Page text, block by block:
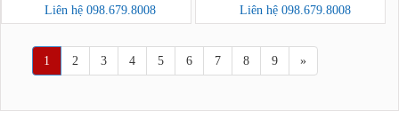
Liên hệ 098.679.8008
Liên hệ 098.679.8008
1 2 3 4 5 6 7 8 9 »